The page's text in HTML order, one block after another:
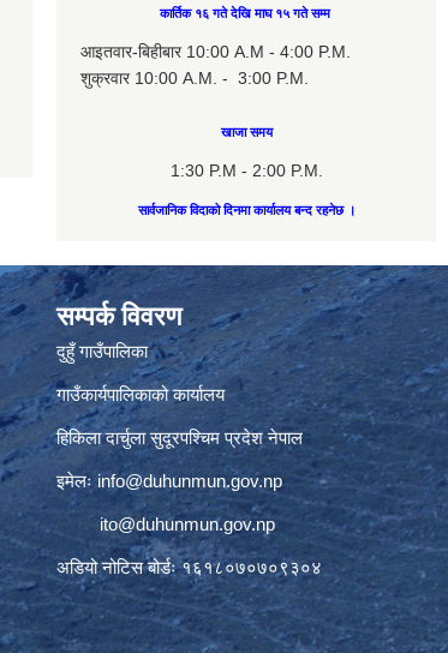
कार्तिक १६ गते देखि माघ १५ गते सम्म
आइतवार-बिहीबार 10:00 A.M - 4:00 P.M.
शुक्रवार 10:00 A.M. - 3:00 P.M.
खाजा समय
1:30 P.M - 2:00 P.M.
सार्वजानिक विदाको दिनमा कार्यालय बन्द रहनेछ ।
सम्पर्क विवरण
दुहुँ गाउँपालिका
गाउँकार्यपालिकाको कार्यालय
हिकिला दार्चुला सुदूरपश्चिम प्रदेश नेपाल
इमेलःinfo@duhunmun.gov.np
ito@duhunmun.gov.np
अडियो नोटिस बोर्डः १६१८०७०७०९३०४